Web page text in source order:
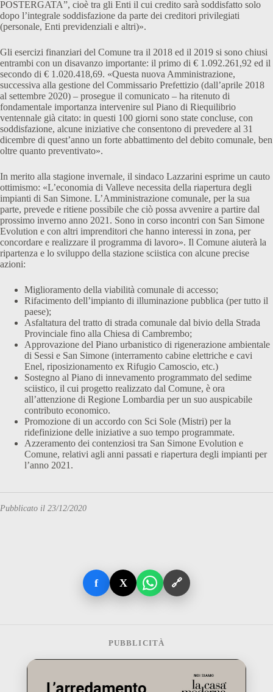
POSTERGATA”, cioè tra gli Enti il cui credito sarà soddisfatto solo
dopo l’integrale soddisfazione da parte dei creditori privilegiati
(personale, Enti previdenziali e altri)».
Gli esercizi finanziari del Comune tra il 2018 ed il 2019 si sono chiusi
entrambi con un disavanzo importante: il primo di € 1.092.261,92 ed il
secondo di € 1.020.418,69. «Questa nuova Amministrazione,
successiva alla gestione del Commissario Prefettizio (dall’aprile 2018
al settembre 2020) – prosegue il comunicato – ha ritenuto di
fondamentale importanza intervenire sul Piano di Riequilibrio
ventennale già citato: in questi 100 giorni sono state concluse, con
soddisfazione, alcune iniziative che consentono di prevedere al 31
dicembre di quest’anno un forte abbattimento del debito comunale, ben
oltre quanto preventivato».
In merito alla stagione invernale, il sindaco Lazzarini esprime un cauto
ottimismo: «L’economia di Valleve necessita della riapertura degli
impianti di San Simone. L’Amministrazione comunale, per la sua
parte, prevede e ritiene possibile che ciò possa avvenire a partire dal
prossimo inverno anno 2021. Sono in corso incontri con San Simone
Evolution e con altri imprenditori che hanno interessi in zona, per
concordare e realizzare il programma di lavoro». Il Comune aiuterà la
ripartenza e lo sviluppo della stazione sciistica con alcune precise
azioni:
Miglioramento della viabilità comunale di accesso;
Rifacimento dell’impianto di illuminazione pubblica (per tutto il
paese);
Asfaltatura del tratto di strada comunale dal bivio della Strada
Provinciale fino alla Chiesa di Cambrembo;
Approvazione del Piano urbanistico di rigenerazione ambientale
di Sessi e San Simone (interramento cabine elettriche e cavi
Enel, riposizionamento ex Rifugio Camoscio, etc.)
Sostegno al Piano di innevamento programmato del sedime
sciistico, il cui progetto realizzato dal Comune, è ora
all’attenzione di Regione Lombardia per un suo auspicabile
contributo economico.
Promozione di un accordo con Sci Sole (Mistri) per la
ridefinizione delle iniziative a suo tempo programmate.
Azzeramento dei contenziosi tra San Simone Evolution e
Comune, relativi agli anni passati e riapertura degli impianti per
l’anno 2021.
Pubblicato il 23/12/2020
f X 🔗
PUBBLICITÀ